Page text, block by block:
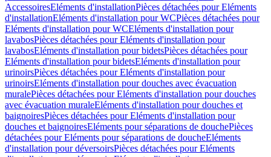
AccessoiresEléments d'installationPièces détachées pour Eléments
d'installationEléments d'installation pour WCPièces détachées pour
Eléments d'installation pour WCEléments d'installation pour
lavabosPièces détachées pour Eléments d'installation pour
lavabosEléments d'installation pour bidetsPièces détachées pour
Eléments d'installation pour bidetsEléments d'installation pour
urinoirsPièces détachées pour Eléments d'installation pour
urinoirsEléments d'installation pour douches avec évacuation
muralePièces détachées pour Eléments d'installation pour douches
avec évacuation muraleEléments d'installation pour douches et
baignoiresPièces détachées pour Eléments d'installation pour
douches et baignoiresEléments pour séparations de douchePièces
détachées pour Eléments pour séparations de doucheEléments
d'installation pour déversoirsPièces détachées pour Eléments